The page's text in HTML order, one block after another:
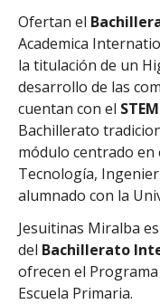
Ofertan el
Academica
la titulación de un
desarrollo de las
cuentan con el
Bachillerato
módulo centrado en
Tecnología,
alumnado con la
Jesuitinas Miralba
del Bachillerato
ofrecen el
Escuela Primaria.